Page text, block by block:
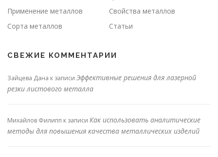
Применение металлов
Свойства металлов
Сорта металлов
Статьи
СВЕЖИЕ КОММЕНТАРИИ
Зайцева Дана к записи Эффективные решения для лазерной
резки листового металла
Михайлов Филипп к записи Как использовать аналитические
методы для повышения качества металлических изделий